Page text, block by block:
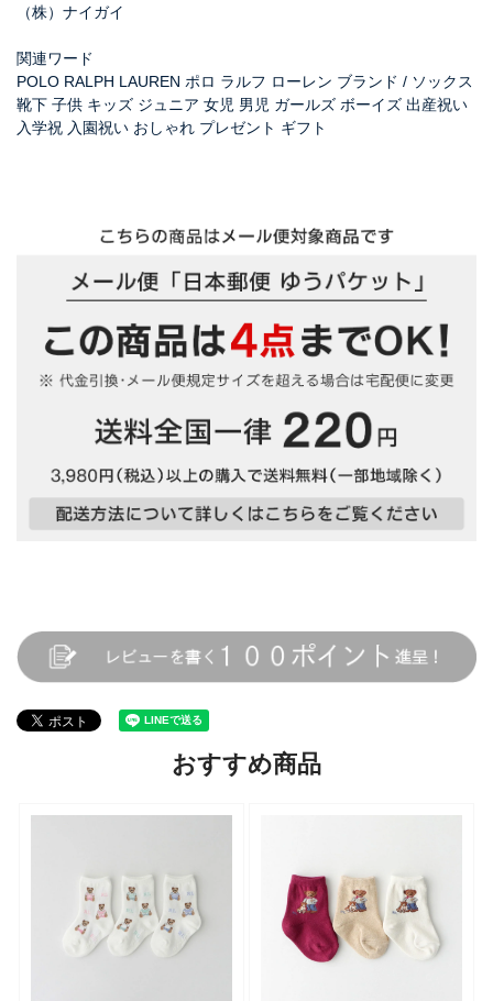
（株）ナイガイ
関連ワード
POLO RALPH LAUREN ポロ ラルフ ローレン ブランド / ソックス
靴下 子供 キッズ ジュニア 女児 男児 ガールズ ボーイズ 出産祝い
入学祝 入園祝い おしゃれ プレゼント ギフト
おすすめ商品